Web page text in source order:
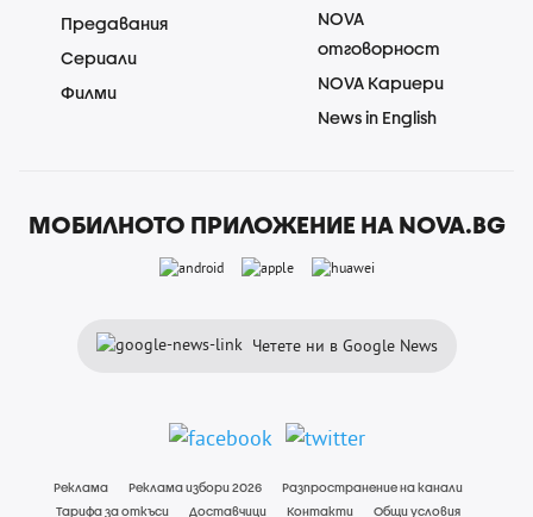
Предавания
Сериали
Филми
NOVA
отговорност
NOVA Кариери
News in English
МОБИЛНОТО ПРИЛОЖЕНИЕ НА NOVA.BG
Четете ни в Google News
Реклама Реклама избори 2026
Разпространение на канали
Тарифа за откъси
Доставчици Контакти Общи условия